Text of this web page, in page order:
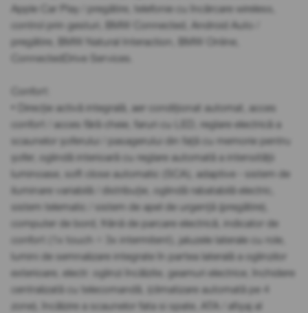
Apple Car Play / pregătire, telefonie cu încărcare wireless,
control prin gesturi, BMW Connected, Android Auto /
pregătire, BMW Natural Interaction, BMW Online,
ConnectedDrive Services.
Confort:
• Direcție activă integrală, aer condiționat automat, acces
confort / acces fără cheie, faruri cu LED, reglare electrică a
scaunelor șoferului / pasagerului din față cu memorie pentru
șofer, oglindă interioară cu reglare automată a intensității
luminoase, soft close automatic (SCA), adaptive - sistem de
iluminare variabilă / distribuție, oglindă rabatabilă electric,
sistem telematic / sistem de apel de urgență (pregătire),
computer de bord, frână de parcare electrică, indicator de
confort (1x touch = 3x intermitent), jaluzele laterale cu role,
lumini de semnalizare integrate în partea laterală a oglinzilor
exterioare, electr. oglinzi încălzite, geamuri electrice, închidere
centralizată cu telecomandă, (climatizare automată pe 4
zone), încălzire a scaunelor fata si spate, ATA / afișaj al